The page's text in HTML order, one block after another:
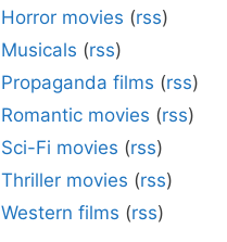
Horror movies (rss)
Musicals (rss)
Propaganda films (rss)
Romantic movies (rss)
Sci-Fi movies (rss)
Thriller movies (rss)
Western films (rss)